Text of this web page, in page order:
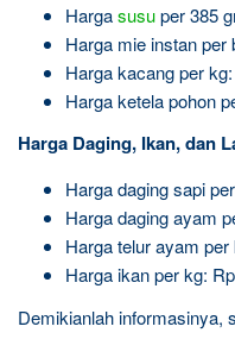
Hargasusuper 385
Harga mie instan per
Harga kacang per
Harga ketela pohon
Harga Daging, Ikan, dan
Harga daging sapi
Harga daging ayam
Harga telur ayam
Harga ikan per kg:
Demikianlah informasinya,